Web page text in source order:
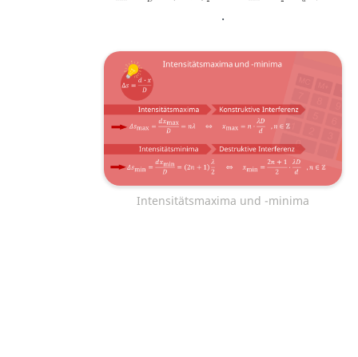
.
Intensitätsmaxima und -minima